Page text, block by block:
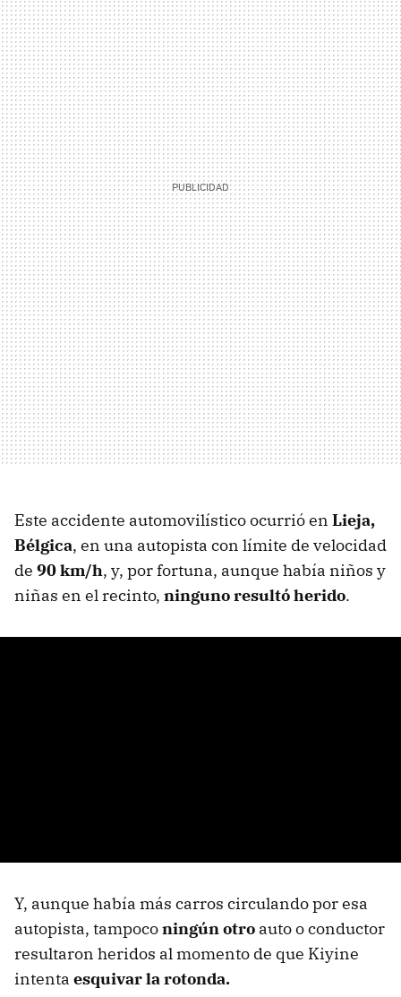
Este accidente automovilístico ocurrió en Lieja,
Bélgica, en una autopista con límite de velocidad
de 90 km/h, y, por fortuna, aunque había niños y
niñas en el recinto, ninguno resultó herido.
Y, aunque había más carros circulando por esa
autopista, tampoconingún otro auto o conductor
resultaron heridos al momento de que Kiyine
intenta esquivar la rotonda.